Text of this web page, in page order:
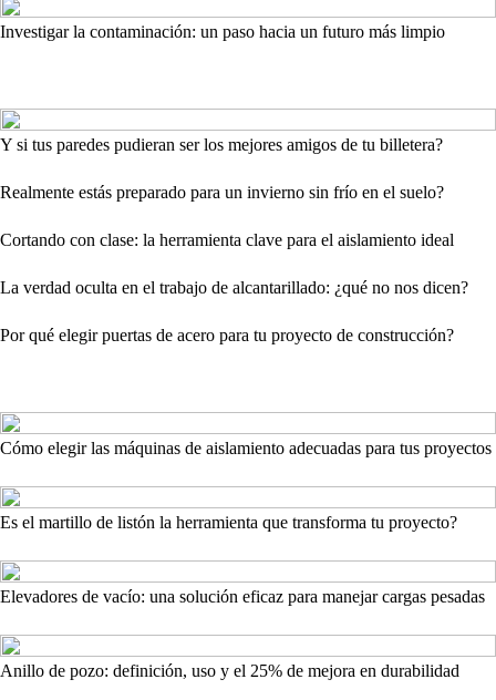
Investigar la contaminación: un paso hacia un futuro más limpio
Y si tus paredes pudieran ser los mejores amigos de tu billetera?
Realmente estás preparado para un invierno sin frío en el suelo?
Cortando con clase: la herramienta clave para el aislamiento ideal
La verdad oculta en el trabajo de alcantarillado: ¿qué no nos dicen?
Por qué elegir puertas de acero para tu proyecto de construcción?
Cómo elegir las máquinas de aislamiento adecuadas para tus proyectos
Es el martillo de listón la herramienta que transforma tu proyecto?
Elevadores de vacío: una solución eficaz para manejar cargas pesadas
Anillo de pozo: definición, uso y el 25% de mejora en durabilidad